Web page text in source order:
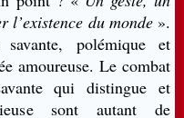
l’existence du monde ».
polémique et
amoureuse. Le combat
qui distingue et
sont autant de